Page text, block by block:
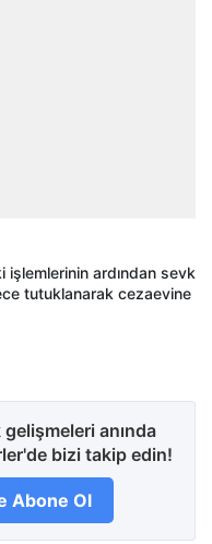
işlemlerinin ardından sevk
tutuklanarak cezaevine
anında
bizi takip edin!
Abone Ol